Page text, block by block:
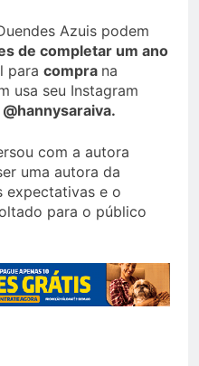
Azuis podem
de completar um ano
para compra na
usa seu Instagram
@hannysaraiva.
com a autora
uma autora da
expectativas e o
para o público